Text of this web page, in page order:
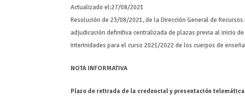
Actualizado el:27/08/2021
Resolución de 23/08/2021, de la Dirección General de
adjudicación definitiva centralizada de plazas previa al inicio
interinidades para el curso 2021/2022 de los cuerpos de
NOTA INFORMATIVA
Plazo de retirada de la credencial y presentación